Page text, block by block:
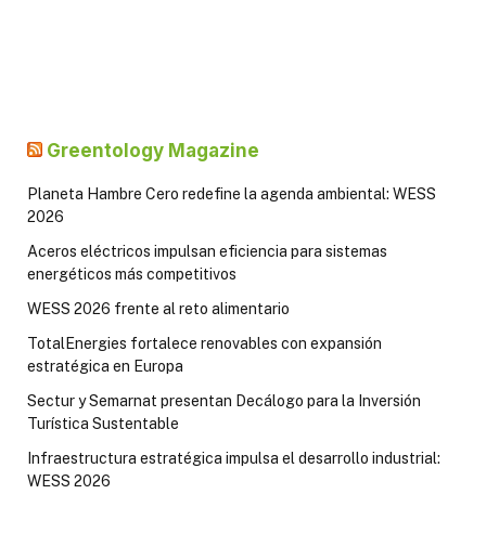
Greentology Magazine
Planeta Hambre Cero redefine la agenda ambiental: WESS
2026
Aceros eléctricos impulsan eficiencia para sistemas
energéticos más competitivos
WESS 2026 frente al reto alimentario
TotalEnergies fortalece renovables con expansión
estratégica en Europa
Sectur y Semarnat presentan Decálogo para la Inversión
Turística Sustentable
Infraestructura estratégica impulsa el desarrollo industrial:
WESS 2026